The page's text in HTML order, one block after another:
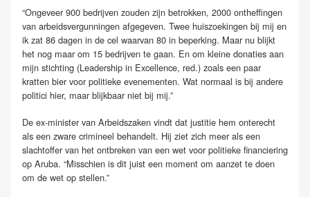
“Ongeveer 900 bedrijven zouden zijn betrokken, 2000 ontheffingen
van arbeidsvergunningen afgegeven. Twee huiszoekingen bij mij en
ik zat 86 dagen in de cel waarvan 80 in beperking. Maar nu blijkt
het nog maar om 15 bedrijven te gaan. En om kleine donaties aan
mijn stichting (Leadership in Excellence, red.) zoals een paar
kratten bier voor politieke evenementen. Wat normaal is bij andere
politici hier, maar blijkbaar niet bij mij.”
De ex-minister van Arbeidszaken vindt dat justitie hem onterecht
als een zware crimineel behandelt. Hij ziet zich meer als een
slachtoffer van het ontbreken van een wet voor politieke financiering
op Aruba. “Misschien is dit juist een moment om aanzet te doen
om de wet op stellen.”